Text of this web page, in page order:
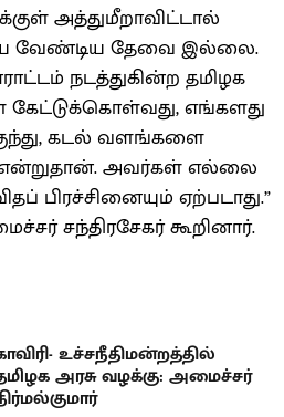
அத்துமீறாவிட்டால்
வேண்டிய தேவை இல்லை.
நடத்துகின்ற தமிழக
எங்களது
கடல் வளங்களை
அவர்கள் எல்லை
பிரச்சினையும் ஏற்படாது.”
சந்திரசேகர் கூறினார்.
உச்சநீதிமன்றத்தில்
அரசு வழக்கு: அமைச்சர்